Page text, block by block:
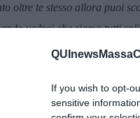
If you wish to opt-
sensitive
oltre te stesso allora puoi
vedrai che siamo tutti